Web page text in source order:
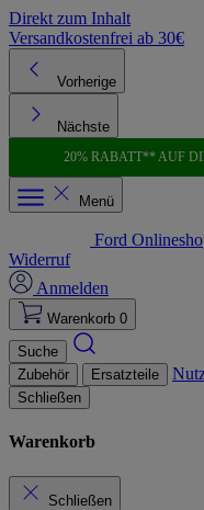
Direkt zum Inhalt
Versandkostenfrei ab 30€
Vorherige
Nächste
20% RABATT** AUF
Menü
Ford
Widerruf
Anmelden
Warenkorb 0
Suche
Zubehör
Ersatzteile
Schließen
Warenkorb
Schließen